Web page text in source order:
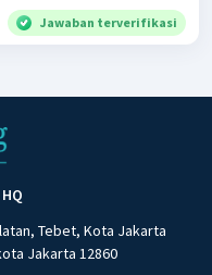
Jawaban terverifikasi
Tebet, Kota Jakarta
Jakarta 12860